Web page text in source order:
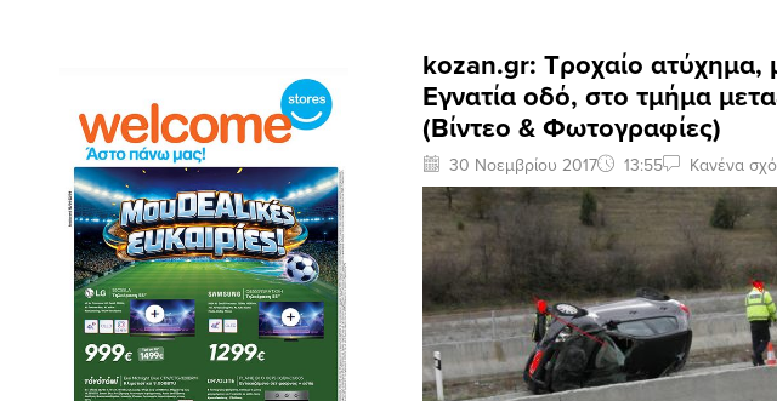
kozan.gr: Τροχαίο ατύχημα,
Εγνατία οδό, στο τμήμα
(Βίντεο & Φωτογραφίες)
30 Νοεμβρίου 2017 13:55 Κανένα